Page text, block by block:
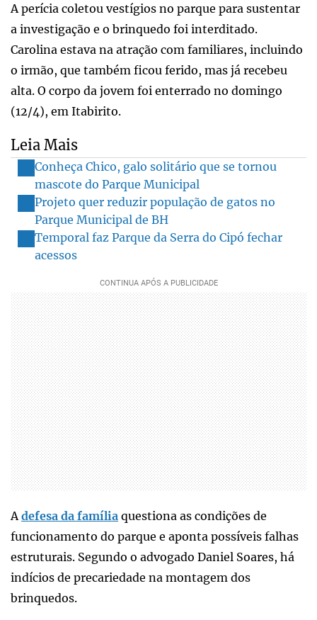
A perícia coletou vestígios no parque para sustentar
a investigação e o brinquedo foi interditado.
Carolina estava na atração com familiares, incluindo
o irmão, que também ficou ferido, mas já recebeu
alta. O corpo da jovem foi enterrado no domingo
(12/4), em Itabirito.
Leia Mais
Conheça Chico, galo solitário que se tornou
mascote do Parque Municipal
Projeto quer reduzir população de gatos no
Parque Municipal de BH
Temporal faz Parque da Serra do Cipó fechar
acessos
A defesa da família questiona as condições de
funcionamento do parque e aponta possíveis falhas
estruturais. Segundo o advogado Daniel Soares, há
indícios de precariedade na montagem dos
brinquedos.